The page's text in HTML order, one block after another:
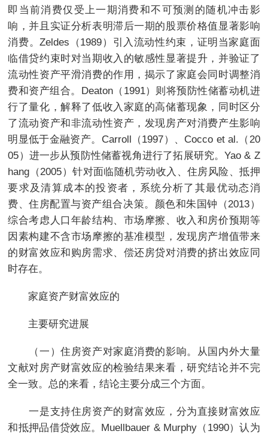
即当前消费仅受上一期消费和不可预测的随机冲击影
响，并且实证分析表明滞后一期的股票价格值显著影响
消费。Zeldes（1989）引入流动性约束，证明当家庭面
临借贷约束时对当期收入的敏感性显著提升，并验证了
流动性资产平滑消费的作用，揭示了家庭会同时调整消
费和资产组合。Deaton（1991）则将预防性储蓄动机进
行了量化，解释了低收入家庭的高储蓄现象，同时区分
了流动资产和非流动性资产，发现房产对消费产生影响
明显低于金融资产。Carroll（1997）、Cocco et al.（20
05）进一步从预防性储蓄视角进行了拓展研究。Yao & Z
hang（2005）针对面临随机劳动收入、住房风险、抵押
要求及清算成本的投资者，系统分析了其最优动态消
费、住房配置与资产组合决策。颜色和朱国钟（2013）
综合考虑人口年龄结构、市场摩擦、收入和房价预期等
因素构建不含市场摩擦的基准模型，发现房产增值带来
的财富效应和购房需求、偿还房贷对消费的挤出效应同
时存在。
家庭资产财富效应的
主要研究进展
（一）住房资产对家庭消费的影响。从国内外大量
文献对房产财富效应的检验结果来看，研究结论并不完
全一致。总的来看，结论主要分成三个方面。
一是支持住房资产的财富效应，分为直接财富效应
和抵押品借贷效应。Muellbauer & Murphy（1990）认为